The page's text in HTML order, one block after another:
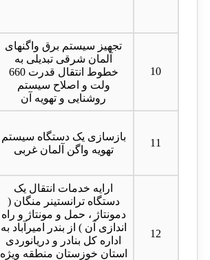
10
تجهیز سیستم برق واگنهای
آلمان شرقی تبدیلی به
خطوط انتقال قدرت 660
ولت و اصلاح سیستم
روشنایی و تهویه آن
11
بازسازی یک دستگاه سیستم
تهویه واگن آلمان غربی
12
ارایه خدمات انتقال یک
دستگاه ترانستینر منگان (
دمونتاژ ، حمل و مونتاژ و راه
اندازی آن ) از بندر امیرآباد به
اداره کل بنادر و دریانوردی
استان خوزستان منطقه ویژه